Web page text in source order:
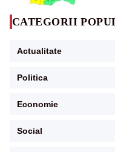
CATEGORII
Actualitate
Politica
Economie
Social